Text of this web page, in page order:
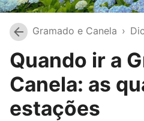
Gramado e Canela ›
Quando ir a
Canela: as
estações